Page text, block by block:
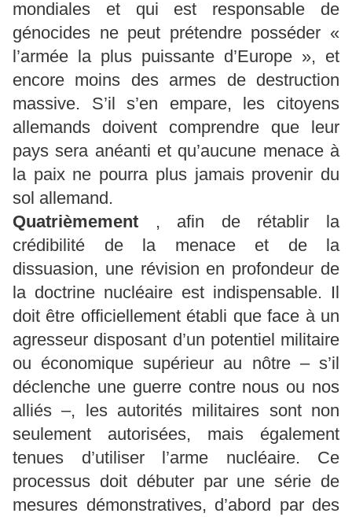
mondiales et qui est responsable de
génocides ne peut prétendre posséder «
l’armée la plus puissante d’Europe », et
encore moins des armes de destruction
massive. S’il s’en empare, les citoyens
allemands doivent comprendre que leur
pays sera anéanti et qu’aucune menace à
la paix ne pourra plus jamais provenir du
sol allemand.
Quatrièmement , afin de rétablir la
crédibilité de la menace et de la
dissuasion, une révision en profondeur de
la doctrine nucléaire est indispensable. Il
doit être officiellement établi que face à un
agresseur disposant d’un potentiel militaire
ou économique supérieur au nôtre – s’il
déclenche une guerre contre nous ou nos
alliés –, les autorités militaires sont non
seulement autorisées, mais également
tenues d’utiliser l’arme nucléaire. Ce
processus doit débuter par une série de
mesures démonstratives, d’abord par des